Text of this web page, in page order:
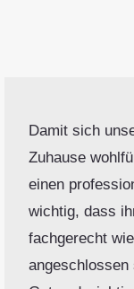
Damit sich
Zuhause
einen
wichtig, dass
fachgerecht
angeschlossen